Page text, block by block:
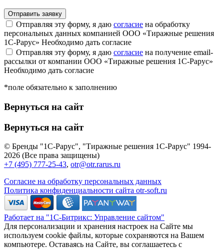
Отправляя эту форму, я даю согласие на обработку
персональных данных компанией ООО «Тиражные решения
1С-Рарус» Необходимо дать согласие
Отправляя эту форму, я даю согласие на получение email-
рассылки от компании ООО «Тиражные решения 1С-Рарус»
Необходимо дать согласие
*поле обязательно к заполнению
Вернуться на сайт
Вернуться на сайт
© Бренды "1С-Рарус", "Тиражные решения 1С-Рарус" 1994-
2026 (Все права защищены)
+7 (495) 777-25-43, otr@otr.rarus.ru
Согласие на обработку персональных данных
Политика конфиденциальности сайта otr-soft.ru
Работает на "1С-Битрикс: Управление сайтом"
Для персонализации и хранения настроек на Сайте мы
используем cookie файлы, которые сохраняются на Вашем
компьютере. Оставаясь на Сайте, вы соглашаетесь с